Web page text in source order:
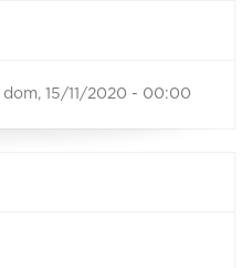
dom, 15/11/2020 - 00:00